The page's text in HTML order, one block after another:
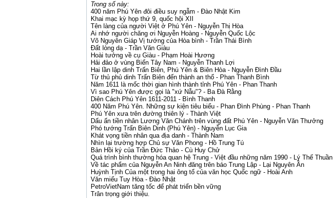
Trong số này:
400 năm Phú Yên đôi điều suy ngẫm - Đào Nhật Kim
Khai mạc kỳ họp thứ 9, quốc hội XII
Tên làng của người Việt ở Phú Yên - Nguyễn Thị Hòa
Ai nhớ người chăng ơi Nguyễn Hoàng - Nguyễn Quốc Lộc
Võ Nguyên Giáp Vị tướng của Hòabình - Trần Thái Bình
Đất lòng dạ - Trần Văn Giàu
Hoài tưởng về cụ Giàu - Phạm Hoài Hương
Hải đảo ở vùng Biển Tây Nam - Nguyễn Thanh Lợi
Hai lần lập dinh Trấn Biên, Phú Yên & Biên Hòa- Nguyễn Đình Đầu
Từ thủ phủ dinh Trấn Biên đến thành an thổ - Phan Thanh Bình
Năm 1611 là mốc thời gian hình thành tỉnh Phú Yên - Phan Thanh
Vì sao Phú Yên được gọi là "xứ Nẫu"? - Ba Đà Rằng
Diên Cách Phú Yên 1611-2011 - Bình Thanh
400 Năm Phú Yên. Những sự kiện tiêu biểu - Phan Đình Phùng - Phan Thanh
Phú Yên xưa trên đường thiên lý - Thành Việt
Dấu ấn tiền nhân Lương Văn Chánh trên vùng đất Phú Yên - Nguyễn Văn Thưởng
Phó tướng Trấn Biên Dinh (Phú Yên) - Nguyễn Lục Gia
Khát vọng tiền nhân qua địa danh - Thành Nam
Nhìn lại trường hợp Chủ sự Văn Phong - Hồ Trung Tú
Bản Hồi ký của Trần Đức Thảo - Cù Huy Chử
Quá trình bình thường hóaquan hệ Trung - Việt đầu những năm 1990 - Lý Thế Thuần
Về tác phẩm của Nguyễn An Ninh đăng trên báo Trung Lập - Lại Nguyên Ân
Huỳnh Tịnh Của một trong hai ông tổ của văn học Quốc ngữ - Hoài Anh
Văn miếu Tuy Hòa- Đào Nhật
PetroVietNam tăng tốc để phát triển bền vững
Trân trọng giới thiệu.